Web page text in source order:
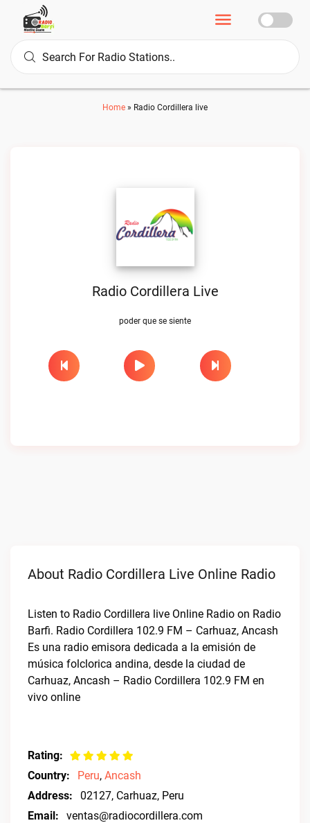
Home » Radio Cordillera live
Radio Cordillera Live
poder que se siente
About Radio Cordillera Live Online Radio
Listen to Radio Cordillera live Online Radio on Radio
Barfi. Radio Cordillera 102.9 FM – Carhuaz, Ancash
Es una radio emisora dedicada a la emisión de
música folclorica andina, desde la ciudad de
Carhuaz, Ancash – Radio Cordillera 102.9 FM en
vivo online
Rating:
Country:
Peru, Ancash
Address:
02127, Carhuaz, Peru
Email:
ventas@radiocordillera.com